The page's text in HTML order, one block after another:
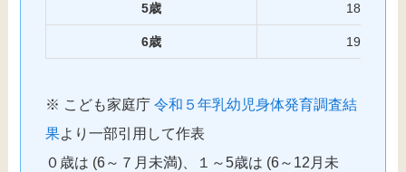
5歳 18.74
6歳 19.85
※ こども家庭庁令和５年乳幼児身体発育調査結
果より一部引用して作表
０歳は (6～７月未満)、１～5歳は (6～12月未